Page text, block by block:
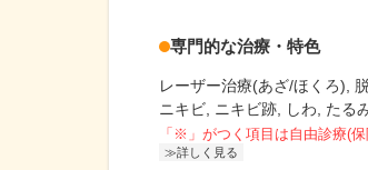
専門的な治療・特色
レーザー治療(あざ/ほくろ)
ニキビ, ニキビ跡, しわ, たる
「※」がつく項目は自由診療(
詳しく見る